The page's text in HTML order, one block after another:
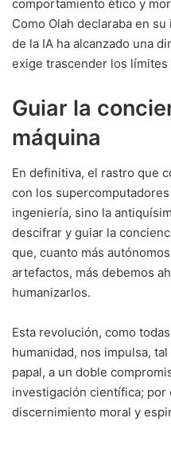
comportamiento ético y
Como Olah declaraba en
de la IA ha alcanzado una
exige trascender los
Guiar la
máquina
En definitiva, el rastro que
con los
ingeniería, sino la
descifrar y guiar la
que, cuanto más
artefactos, más debemos
humanizarlos.
Esta revolución, como
humanidad, nos impulsa,
papal, a un doble
investigación científica; por
discernimiento moral y